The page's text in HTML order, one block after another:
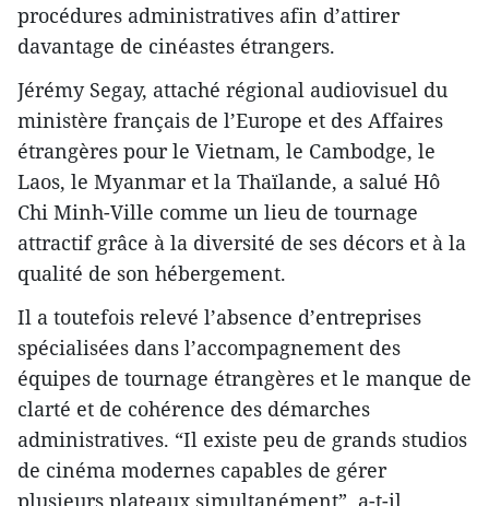
procédures administratives afin d’attirer
davantage de cinéastes étrangers.
Jérémy Segay, attaché régional audiovisuel du
ministère français de l’Europe et des Affaires
étrangères pour le Vietnam, le Cambodge, le
Laos, le Myanmar et la Thaïlande, a salué Hô
Chi Minh-Ville comme un lieu de tournage
attractif grâce à la diversité de ses décors et à la
qualité de son hébergement.
Il a toutefois relevé l’absence d’entreprises
spécialisées dans l’accompagnement des
équipes de tournage étrangères et le manque de
clarté et de cohérence des démarches
administratives. “Il existe peu de grands studios
de cinéma modernes capables de gérer
plusieurs plateaux simultanément”, a-t-il